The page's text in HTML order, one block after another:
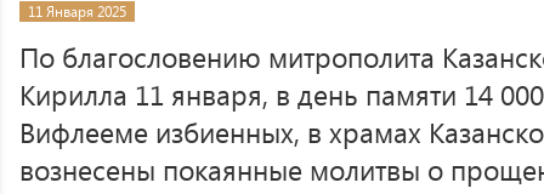
11 Января 2025
По благословению митрополита
Кирилла 11 января, в день памяти 14
Вифлееме избиенных, в храмах
вознесены покаянные молитвы о